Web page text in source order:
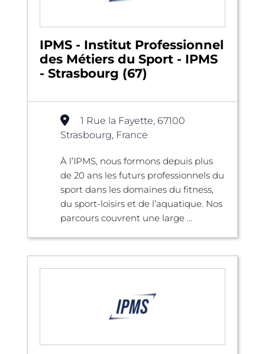
IPMS - Institut Professionnel
des Métiers du Sport - IPMS
- Strasbourg (67)
1 Rue la Fayette, 67100
Strasbourg, France
À l’IPMS, nous formons depuis plus
de 20 ans les futurs professionnels du
sport dans les domaines du fitness,
du sport-loisirs et de l’aquatique. Nos
parcours couvrent une large ...